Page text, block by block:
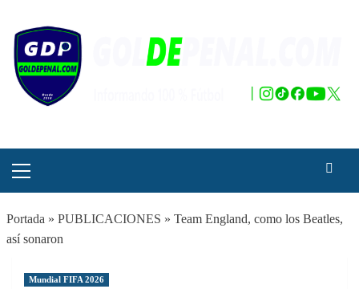
contenido
principal
Portada » PUBLICACIONES » Team England, como los Beatles,
así sonaron
Mundial FIFA 2026